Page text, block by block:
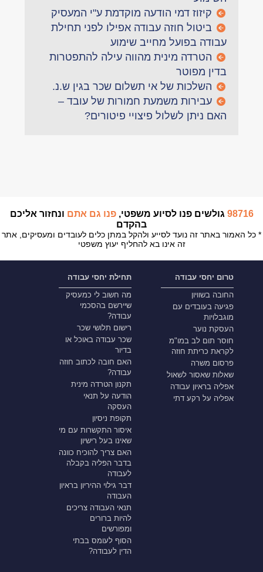
קיזוז דמי הודעה מוקדמת ע"י המעסיק
ביטול חוזה עבודה אפילו לפני תחילת
עבודה בפועל מחייב שימוע
הטרדה מינית מהווה עילה להתפטרות
בדין מפוטר
השלכות של אי תשלום שכר בגין ש.נ.
עבירות משמעת חמורות של עובד –
האם ניתן לשלול פיצויי פיטורים?
98716 גולשים פנו לסיוע משפטי,פנו גם אתם ונחזור אליכם
בהקדם
* כל האמור באתר זה נועד לסייע ולהקל במתן כלים לעובדים ומעסיקים, אתר
זה אינו בא להחליף יעוץ משפטי
טרום יחסי עבודה
החובה בשוויון
פגיעה בעובדים עם
מוגבלויות
העסקת נוער
חוסר תום לב במו"מ
לקראת כריתת חוזה
פרסום משרה
שאלות שאסור לשאול
אפליה בראיון עבודה
אפליה על רקע דתי
תחילת יחסי עבודה
מה חשוב לי כמעסיק
שיירשם בהסכמי
עבודה?
רישום תלושי שכר
שכר עבודה באוכל או
בדיור
האם חובה לכתוב חוזה
עבודה?
תקנון הטרדה מינית
הודעה על תנאי
העסקה
תקופת ניסיון
איסור התקשרות עם מי
שאינו בעל רישיון
האם צריך להוכיח כוונה
בדבר הפליה בקבלה
לעבודה
דבר גילוי ההיריון בראיון
העבודה
תנאי העבודה צריכים
להיות ברורים
ומפורשים
הסוף לעומס בבתי
הדין לעבודה?